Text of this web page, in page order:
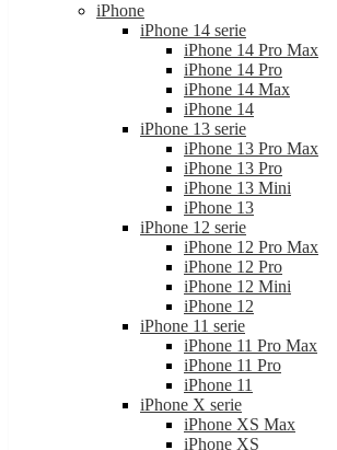
iPhone
iPhone 14 serie
iPhone 14 Pro Max
iPhone 14 Pro
iPhone 14 Max
iPhone 14
iPhone 13 serie
iPhone 13 Pro Max
iPhone 13 Pro
iPhone 13 Mini
iPhone 13
iPhone 12 serie
iPhone 12 Pro Max
iPhone 12 Pro
iPhone 12 Mini
iPhone 12
iPhone 11 serie
iPhone 11 Pro Max
iPhone 11 Pro
iPhone 11
iPhone X serie
iPhone XS Max
iPhone XS